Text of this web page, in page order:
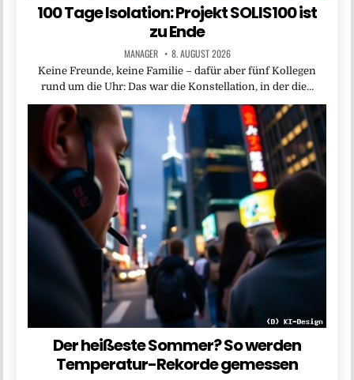
100 Tage Isolation: Projekt SOLIS100 ist
zu Ende
MANAGER 8. AUGUST 2026
Keine Freunde, keine Familie – dafür aber fünf Kollegen
rund um die Uhr: Das war die Konstellation, in der die…
Der heißeste Sommer? So werden
Temperatur-Rekorde gemessen